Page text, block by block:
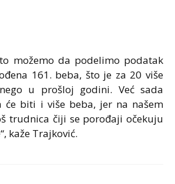
možemo da podelimo podatak
161. beba, što je za 20 više
u prošloj godini. Već sada
će biti i više beba, jer na našem
trudnica čiji se porođaji očekuju
kaže Trajković.